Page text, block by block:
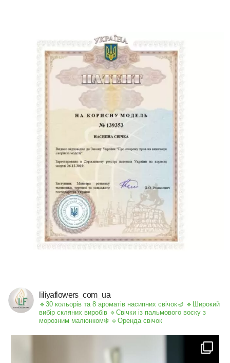
liliyaflowers_com_ua
🔹30 кольорів та 8 ароматів насипних свічок🪔 🔹Широкий
вибір скляних виробів 🔹Свічки із пальмового воску з
морозним малюнком❄️ 🔹Оренда свічок